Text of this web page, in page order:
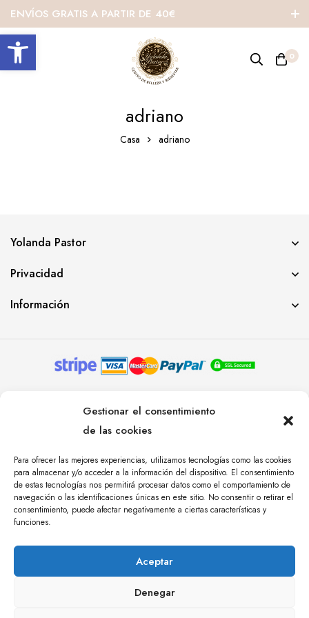
Abrir barra de herramientas
Gestionar el consentimiento
de las cookies
Para ofrecer las mejores experiencias, utilizamos tecnologías como las cookies
para almacenar y/o acceder a la información del dispositivo. El consentimiento
de estas tecnologías nos permitirá procesar datos como el comportamiento de
navegación o las identificaciones únicas en este sitio. No consentir o retirar el
consentimiento, puede afectar negativamente a ciertas características y
funciones.
Aceptar
Denegar
ENVÍOS GRATIS A PARTIR DE 40€
0
adriano
Casa adriano
Yolanda Pastor
Privacidad
Información
RESERVADOS. AGENCIA DE COMUNICACIÓN
ÁNGULO TRES.